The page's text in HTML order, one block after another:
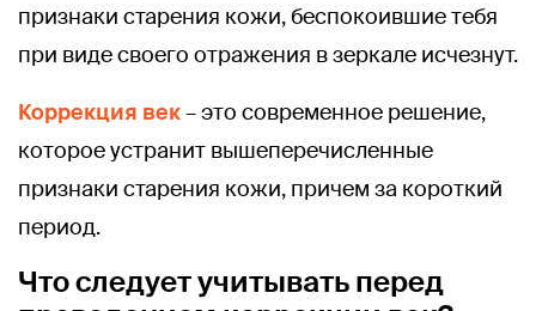
признаки старения кожи, беспокоившие тебя
при виде своего отражения в зеркале исчезнут.
Коррекция век– это современное решение,
которое устранит вышеперечисленные
признаки старения кожи, причем за короткий
период.
Что следует учитывать перед